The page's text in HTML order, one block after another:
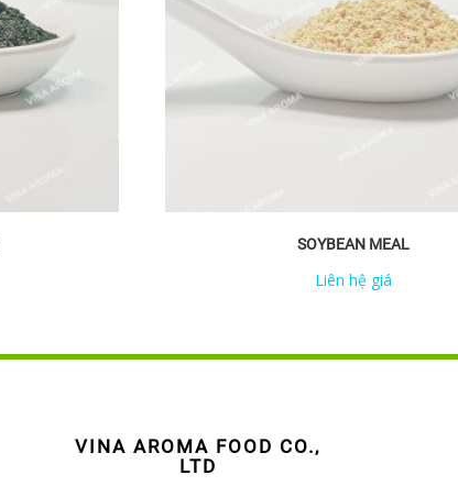
SOYBEAN MEAL
Liên hệ giá
VINA AROMA FOOD CO.,
LTD